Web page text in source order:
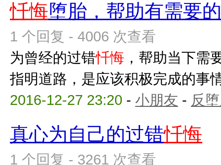
忏悔堕胎，帮助有需要
1 个回复 - 4006 次查看
为曾经的过错忏悔 ，帮助当下需
指明道路，是应该积极完成的事
2016-12-27 23:20 - 小朋友 - 反
真心为自己的过错忏悔
1 个回复 - 3261 次查看